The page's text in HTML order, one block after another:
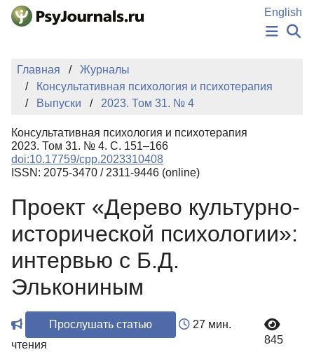
Перейти к основному содержанию
English
НОВОСТИ
АВТОРЫ
КЛЮЧЕВЫЕ СЛОВА
Регистрация
Главная
Журналы
Консультативная психология и психотерапия
Выпуски
2023. Том 31. № 4
Консультативная психология и психотерапия
2023. Том 31. № 4. С. 151–166
doi:10.17759/cpp.2023310408
ISSN: 2075-3470 / 2311-9446 (online)
Проект «Дерево культурно-
исторической психологии»:
интервью с Б.Д.
Элькониным
Прослушать статью
27 мин.
чтения
845